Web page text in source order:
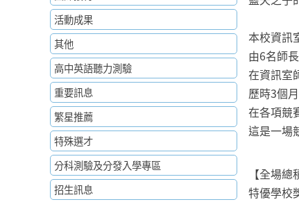
活動成果
其他
高中英語聽力測驗
重要訊息
繁星推薦
特殊選才
分科測驗及分發入學專區
招生訊息
本校資訊
由6名師
在資訊室
歷時3個
在各項競
這是一場
【全場總
特優學校